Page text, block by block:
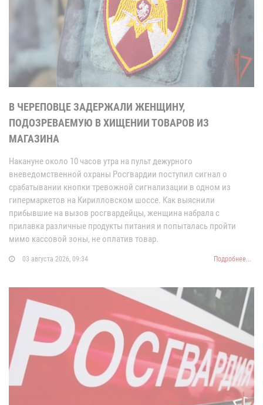
В ЧЕРЕПОВЦЕ ЗАДЕРЖАЛИ ЖЕНЩИНУ,
ПОДОЗРЕВАЕМУЮ В ХИЩЕНИИ ТОВАРОВ ИЗ
МАГАЗИНА
Накануне около 10 часов утра на пульт дежурного
вневедомственной охраны Росгвардии поступил сигнал о
срабатывании кнопки тревожной сигнализации в одном из
гипермаркетов на Кирилловском шоссе. Как выяснили
прибывшие на вызов росгвардейцы, женщина набрала с
прилавка различные продукты питания и попыталась пройти
мимо кассовой зоны, не оплатив товар.
03 августа 2026, 09:34 Подробнее...